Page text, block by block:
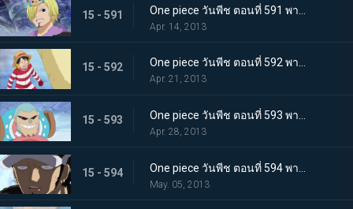
15 - 591
Apr. 14, 2013
15 - 592 One piece วันพีช ตอนที่ 592 พากย์ไทย ฆ่ายกกลุ่ม! นักฆ่าในตำนานจู่โจม!
Apr. 21, 2013
15 - 593
Apr. 28, 2013
15 - 594
May. 05, 2013